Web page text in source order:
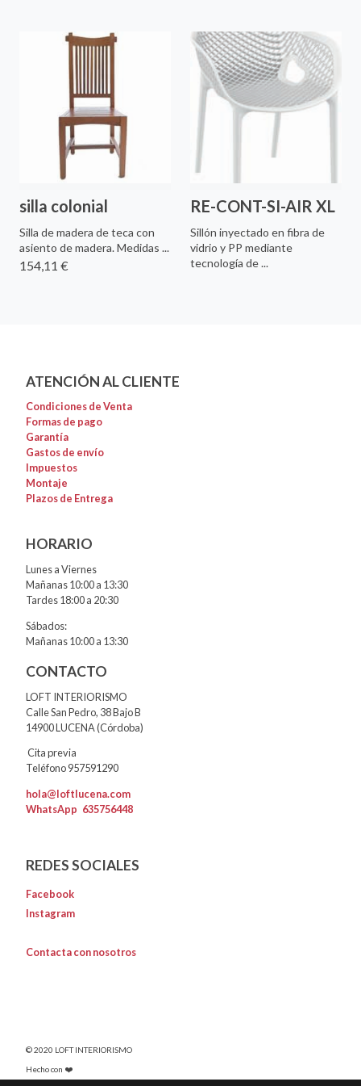
silla colonial
Silla de madera de teca con
asiento de madera. Medidas ...
154,11 €
RE-CONT-SI-AIR XL
Sillón inyectado en fibra de
vidrio y PP mediante
tecnología de ...
ATENCIÓN AL CLIENTE
Condiciones de Venta
Formas de pago
Garantía
Gastos de envío
Impuestos
Montaje
Plazos de Entrega
HORARIO
Lunes a Viernes
Mañanas 10:00 a 13:30
Tardes 18:00 a 20:30
Sábados:
Mañanas 10:00 a 13:30
CONTACTO
LOFT INTERIORISMO
Calle San Pedro, 38 Bajo B
14900 LUCENA (Córdoba)
Cita previa
Teléfono 957591290
hola@loftlucena.com
WhatsApp 635756448
REDES SOCIALES
Facebook
Instagram
Contacta con nosotros
© 2020 LOFT INTERIORISMO
Hecho con ❤️